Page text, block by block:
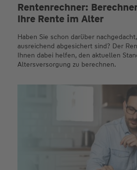
Rentenrechner:
Ihre Rente im Alter
Haben Sie schon darüber
ausreichend abgesichert sind? Der
Ihnen dabei helfen, den aktuellen
Altersversorgung zu berechnen.